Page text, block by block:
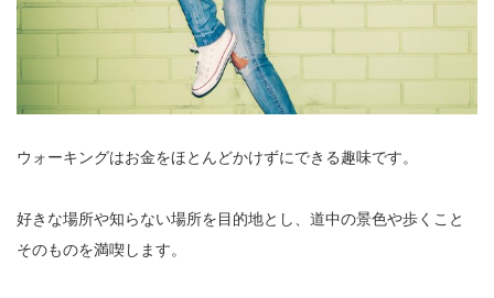
ウォーキングはお金をほとんどかけずにできる趣味です。
好きな場所や知らない場所を目的地とし、道中の景色や歩くこと
そのものを満喫します。